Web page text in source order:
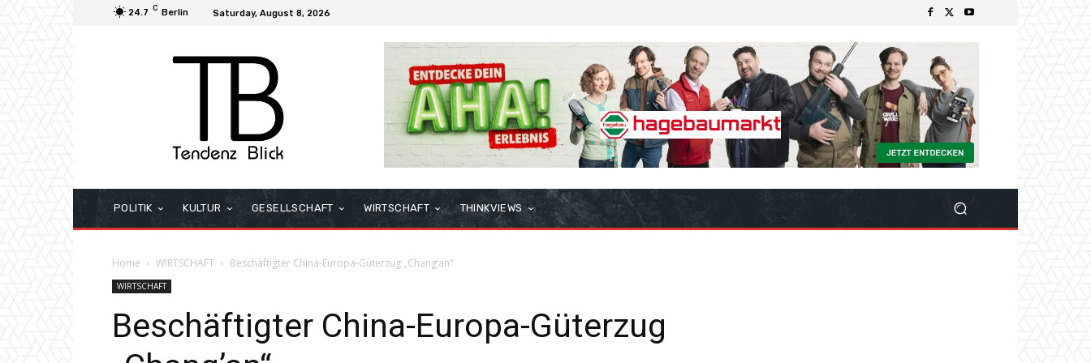
24.7 C Berlin Saturday, August 8, 2026
POLITIK KULTUR GESELLSCHAFT WIRTSCHAFT THINKVIEWS
Home WIRTSCHAFT Beschäftigter China-Europa-Güterzug „Chang’an“
WIRTSCHAFT
Beschäftigter China-Europa-Güterzug